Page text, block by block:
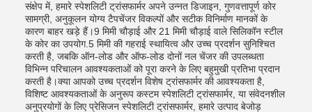
संक्षेप में, हमारे स्पेशलिटी ट्रांसफार्मर अपने उन्नत डिजाइन, गुणवत्तापूर्ण कोर
सामग्री, अनुकूलन योग्य टैपचेंजर विकल्पों और सटीक विनिर्माण मानकों के
कारण बाहर खड़े हैं।9 मिमी चौड़ाई और 21 मिमी चौड़ाई वाले सिलिकॉन स्टील
के कोर का उपयोग.5 मिमी की गहराई स्थायित्व और उच्च प्रदर्शन सुनिश्चित
करती है, जबकि ऑन-लोड और ऑफ-लोड दोनों नल चेंजर की उपलब्धता
विभिन्न परिचालन आवश्यकताओं को पूरा करने के लिए बहुमुखी प्रतिभा प्रदान
करती है।क्या आपको उच्च प्रदर्शन विशेष ट्रांसफार्मर की आवश्यकता है,
विशिष्ट आवश्यकताओं के अनुरूप कस्टम स्पेशलिटी ट्रांसफार्मर, या संवेदनशील
अनुप्रयोगों के लिए प्रेसिजन स्पेशलिटी ट्रांसफार्मर, हमारे उत्पाद बेजोड़